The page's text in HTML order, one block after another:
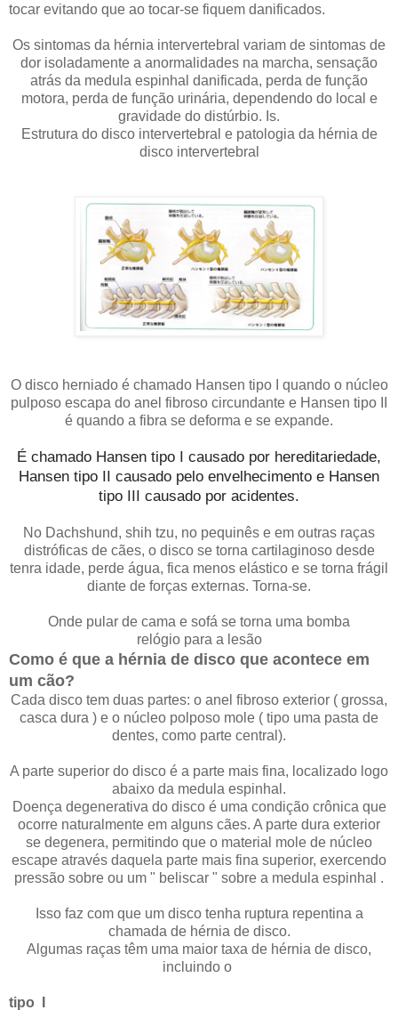
tocar evitando que ao tocar-se fiquem danificados.
Os sintomas da hérnia intervertebral variam de sintomas de
dor isoladamente a anormalidades na marcha, sensação
atrás da medula espinhal danificada, perda de função
motora, perda de função urinária, dependendo do local e
gravidade do distúrbio. Is.
Estrutura do disco intervertebral e patologia da hérnia de
disco intervertebral
O disco herniado é chamado Hansen tipo I quando o núcleo
pulposo escapa do anel fibroso circundante e Hansen tipo II
é quando a fibra se deforma e se expande.
É chamado Hansen tipo I causado por hereditariedade,
Hansen tipo II causado pelo envelhecimento e Hansen
tipo III causado por acidentes.
No Dachshund, shih tzu, no pequinês e em outras raças
distróficas de cães, o disco se torna cartilaginoso desde
tenra idade, perde água, fica menos elástico e se torna frágil
diante de forças externas. Torna-se.
Onde pular de cama e sofá se torna uma bomba
relógio para a lesão
Como é que a hérnia de disco que acontece em
um cão?
Cada disco tem duas partes: o anel fibroso exterior ( grossa,
casca dura ) e o núcleo polposo mole ( tipo uma pasta de
dentes, como parte central).
A parte superior do disco é a parte mais fina, localizado logo
abaixo da medula espinhal.
Doença degenerativa do disco é uma condição crônica que
ocorre naturalmente em alguns cães. A parte dura exterior
se degenera, permitindo que o material mole de núcleo
escape através daquela parte mais fina superior, exercendo
pressão sobre ou um " beliscar " sobre a medula espinhal .
Isso faz com que um disco tenha ruptura repentina a
chamada de hérnia de disco.
Algumas raças têm uma maior taxa de hérnia de disco,
incluindo o
tipo I